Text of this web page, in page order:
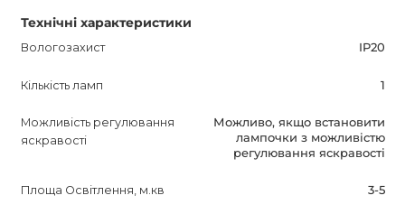
Технічні характеристики
Вологозахист IP20
Кількість ламп 1
Можливість регулювання
яскравості
Можливо, якщо встановити
лампочки з можливістю
регулювання яскравості
Площа Освітлення, м.кв 3-5